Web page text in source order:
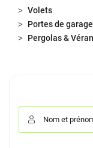
Volets
Portes de
Pergolas &
 Nom et